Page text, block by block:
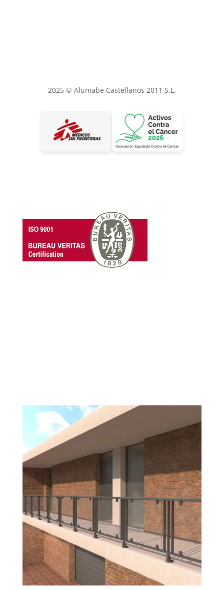
2025 © Alumabe Castellanos 2011 S.L.